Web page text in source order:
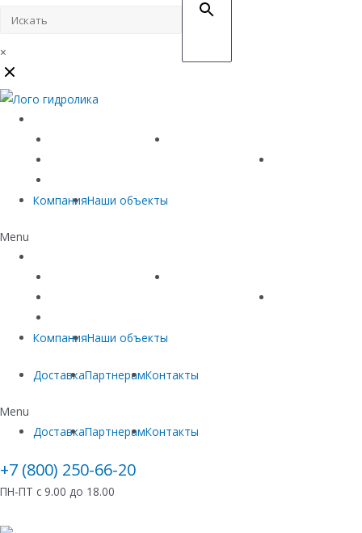
×
Линейный водоотвод
Материалы защиты и укрепления грунта
КомпанияНаши объекты
Menu
Линейный водоотвод
Материалы защиты и укрепления грунта
КомпанияНаши объекты
ДоставкаПартнерамКонтакты
Menu
ДоставкаПартнерамКонтакты
+7 (800) 250-66-20
ПН-ПТ с 9.00 до 18.00